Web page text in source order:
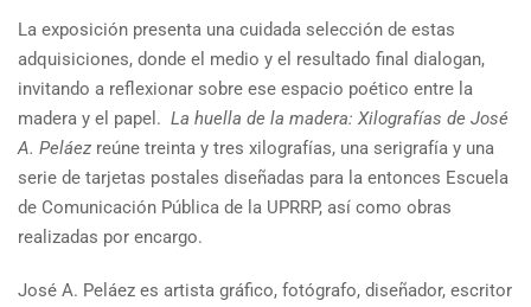
La exposición presenta una cuidada selección de estas
adquisiciones, donde el medio y el resultado final dialogan,
invitando a reflexionar sobre ese espacio poético entre la
madera y el papel. La huella de la madera: Xilografías de José
A. Peláez reúne treinta y tres xilografías, una serigrafía y una
serie de tarjetas postales diseñadas para la entonces Escuela
de Comunicación Pública de la UPRRP, así como obras
realizadas por encargo.
José A. Peláez es artista gráfico, fotógrafo, diseñador, escritor